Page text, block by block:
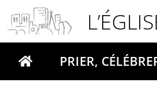
Votre recherche
PRIER,
des cookies